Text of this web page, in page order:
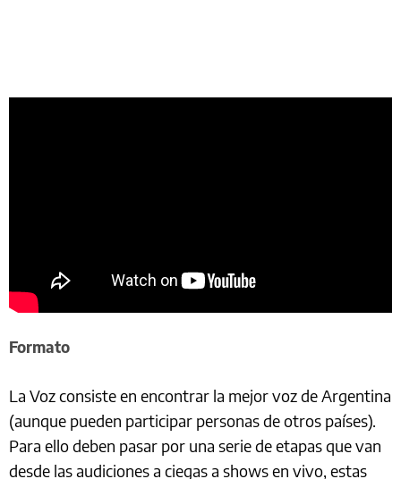
Formato
La Voz consiste en encontrar la mejor voz de Argentina
(aunque pueden participar personas de otros países).
Para ello deben pasar por una serie de etapas que van
desde las audiciones a ciegas a shows en vivo, estas